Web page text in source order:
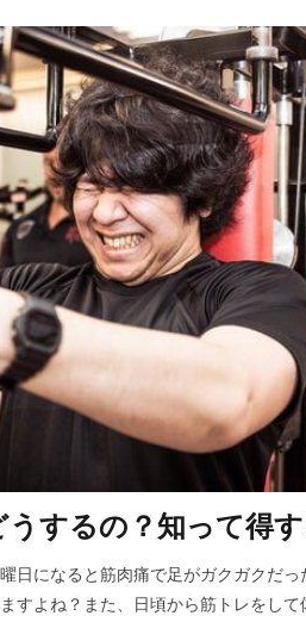
するの？知って得
日になると筋肉痛で足がガクガクだ
すよね？また、日頃から筋トレをし